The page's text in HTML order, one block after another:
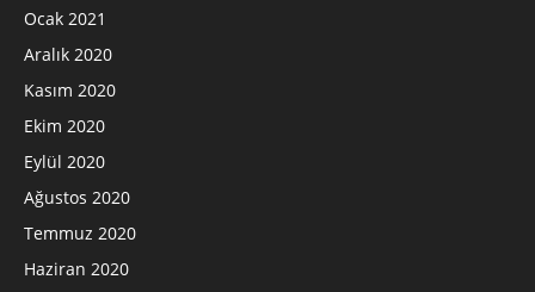
Ocak 2021
Aralık 2020
Kasım 2020
Ekim 2020
Eylül 2020
Ağustos 2020
Temmuz 2020
Haziran 2020